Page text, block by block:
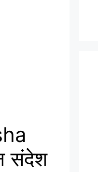
संदेश